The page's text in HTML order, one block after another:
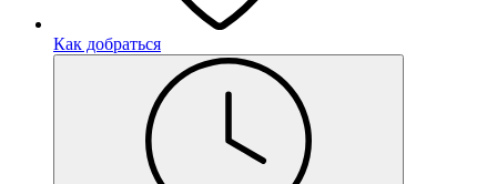
Как добраться